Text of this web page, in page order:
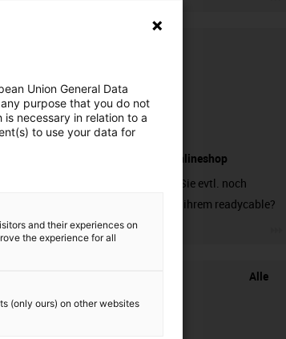
Stecker Onlineshop
Brauchen Sie evtl. noch
Stecker zu ihrem readycable?
Alle
Union General Data
purpose that you do not
necessary in relation to a
to use your data for
and their experiences on
the experience for all
(only ours) on other websites